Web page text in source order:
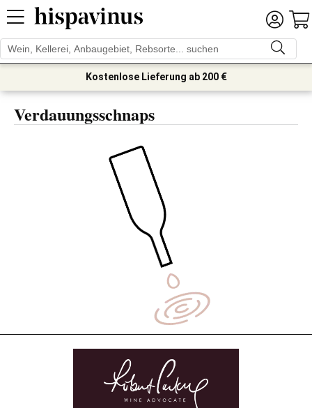
Kostenlose Lieferung ab 200 €
Verdauungsschnaps